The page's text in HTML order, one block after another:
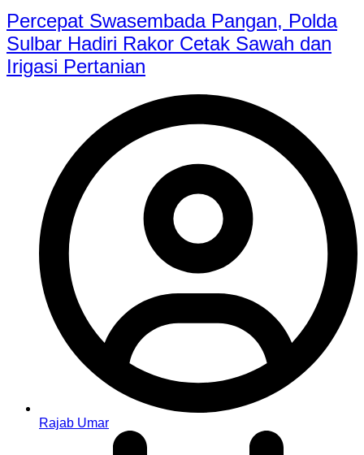
Percepat Swasembada Pangan, Polda
Sulbar Hadiri Rakor Cetak Sawah dan
Irigasi Pertanian
Rajab Umar